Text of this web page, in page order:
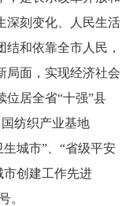
深刻变化、人民生活
和依靠全市人民，
局面，实现经济社会
位居全省“十强”县
纺织产业基地
城市”、“省级平安
市创建工作先进
。